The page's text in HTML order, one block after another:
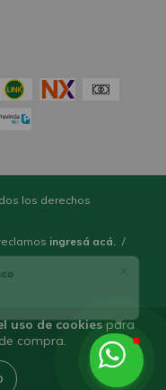
uso de cookiespara
compra.
los derechos
ingresá acá.
/